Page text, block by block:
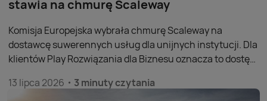
stawia na chmurę Scaleway
Komisja Europejska wybrała chmurę Scaleway na
dostawcę suwerennych usług dla unijnych instytucji. Dla
klientów Play Rozwiązania dla Biznesu oznacza to dostęp
rygorystyczne europejskie wymagania w zakresie
13 lipca 2026 3 minuty czytania